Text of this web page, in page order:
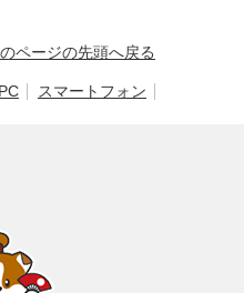
ページの先頭へ戻る
PC スマートフォン